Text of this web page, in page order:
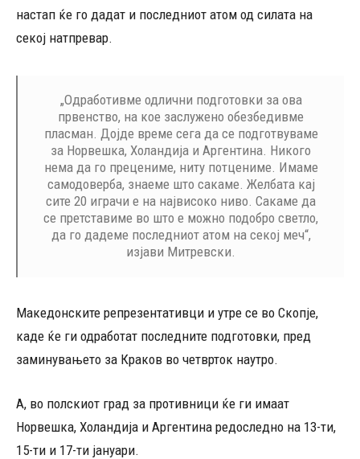
настап ќе го дадат и последниот атом од силата на
секој натпревар.
„Одработивме одлични подготовки за ова
првенство, на кое заслужено обезбедивме
пласман. Дојде време сега да се подготвуваме
за Норвешка, Холандија и Аргентина. Никого
нема да го прецениме, ниту потцениме. Имаме
самодоверба, знаеме што сакаме. Желбата кај
сите 20 играчи е на највисоко ниво. Сакаме да
се претставиме во што е можно подобро светло,
да го дадеме последниот атом на секој меч“,
изјави Митревски.
Македонските репрезентативци и утре се во Скопје,
каде ќе ги одработат последните подготовки, пред
заминувањето за Краков во четврток наутро.
А, во полскиот град за противници ќе ги имаат
Норвешка, Холандија и Аргентина редоследно на 13-ти,
15-ти и 17-ти јануари.